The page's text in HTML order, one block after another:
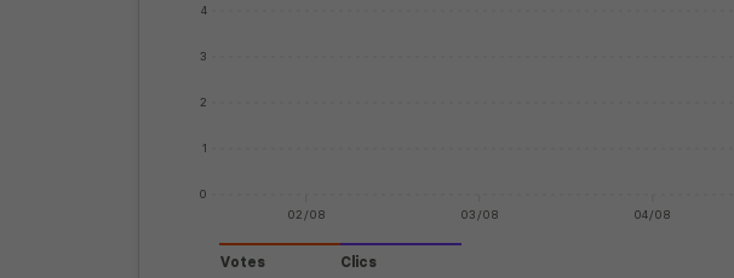
0
1
2
3
4
02/08 03/08 04/08
Votes Clics